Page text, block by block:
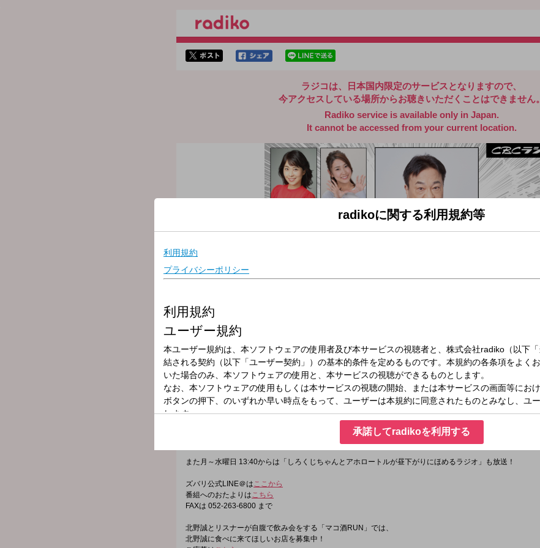
ラジコは、日本国内限定のサービスとなりますので、
今アクセスしている場所からお聴きいただくことはできません。
Radiko service is available only in Japan.
It cannot be accessed from your current location.
放送局
放送時間
2025年7月2日（水）13:00～16:00
番組名
北野誠のズバリ
また月～水曜日 13:40からは「しろくじちゃんとアホロートルが昼下がりにほめるラジオ」も放送！
ズバリ公式LINE＠はここから
番組へのおたよりはこちら
FAXは 052-263-6800 まで
北野誠とリスナーが自腹で飲み会をする「マコ酒RUN」では、
北野誠に食べに来てほしいお店を募集中！
radikoに関する利用規約等
承諾してradikoを利用する